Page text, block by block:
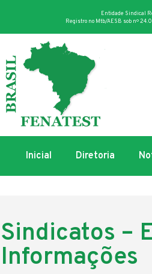
Entidade Sindical
Registro no Mtb/AESB sob nº
Inicial Diretoria
Sindicatos –
Informações